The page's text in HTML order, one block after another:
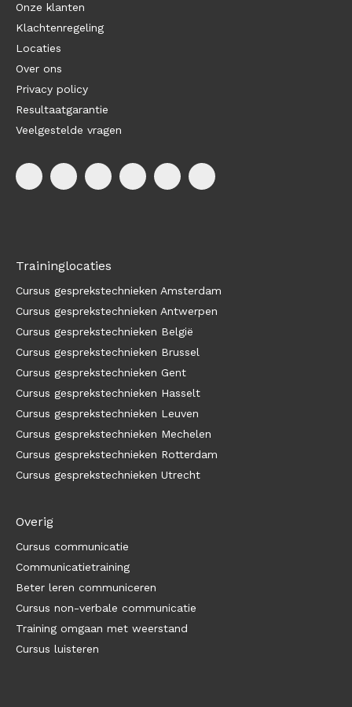
Onze klanten
Klachtenregeling
Locaties
Over ons
Privacy policy
Resultaatgarantie
Veelgestelde vragen
Traininglocaties
Cursus gesprekstechnieken Amsterdam
Cursus gesprekstechnieken Antwerpen
Cursus gesprekstechnieken België
Cursus gesprekstechnieken Brussel
Cursus gesprekstechnieken Gent
Cursus gesprekstechnieken Hasselt
Cursus gesprekstechnieken Leuven
Cursus gesprekstechnieken Mechelen
Cursus gesprekstechnieken Rotterdam
Cursus gesprekstechnieken Utrecht
Overig
Cursus communicatie
Communicatietraining
Beter leren communiceren
Cursus non-verbale communicatie
Training omgaan met weerstand
Cursus luisteren